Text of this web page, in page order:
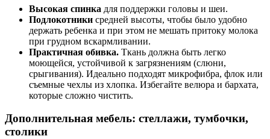
Высокая спинка для поддержки головы и шеи.
Подлокотники средней высоты, чтобы было удобно
держать ребенка и при этом не мешать притоку молока
при грудном вскармливании.
Практичная обивка. Ткань должна быть легко
моющейся, устойчивой к загрязнениям (слюни,
срыгивания). Идеально подходят микрофибра, флок или
съемные чехлы из хлопка. Избегайте велюра и бархата,
которые сложно чистить.
Дополнительная мебель: стеллажи, тумбочки,
столики